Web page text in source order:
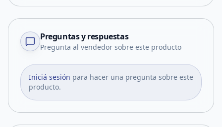
Preguntas y respuestas
Pregunta al vendedor sobre este producto
Iniciá sesión para hacer una pregunta sobre este
producto.